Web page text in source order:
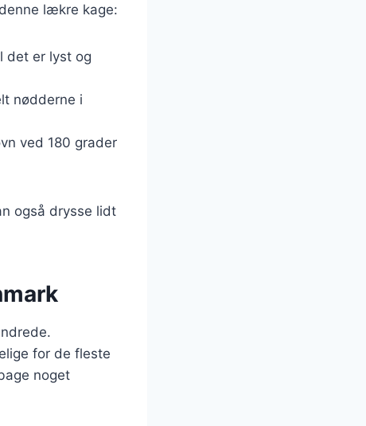
lækre kage:
det er lyst og
nødderne i
ved 180 grader
også drysse lidt
for de fleste
noget